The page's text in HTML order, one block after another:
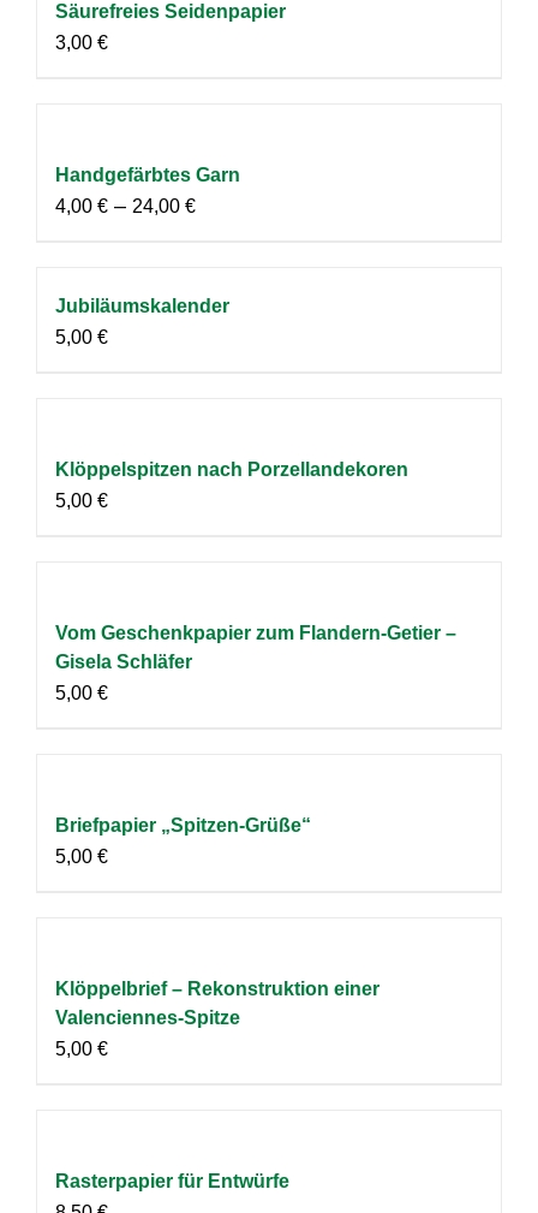
Säurefreies Seidenpapier
3,00 €
Handgefärbtes Garn
4,00 € – 24,00 €
Jubiläumskalender
5,00 €
Klöppelspitzen nach Porzellandekoren
5,00 €
Vom Geschenkpapier zum Flandern-Getier –
Gisela Schläfer
5,00 €
Briefpapier „Spitzen-Grüße“
5,00 €
Klöppelbrief – Rekonstruktion einer
Valenciennes-Spitze
5,00 €
Rasterpapier für Entwürfe